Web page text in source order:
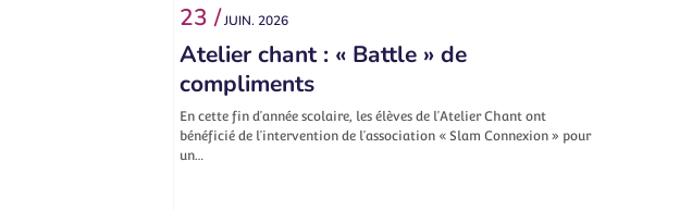
23 /JUIN. 2026
Atelier chant : « Battle » de
compliments
En cette fin d’année scolaire, les élèves de l’Atelier Chant ont
bénéficié de l’intervention de l’association « Slam Connexion » pour
un…